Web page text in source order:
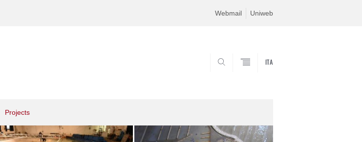
Webmail Uniweb
ITA
Projects